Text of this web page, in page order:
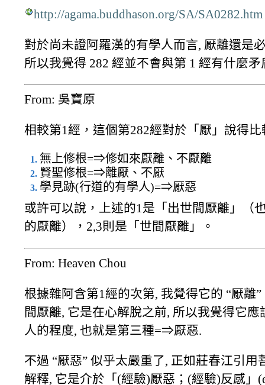
http://agama.buddhason.org/SA/SA0282.htm
對於尚未證阿羅漢的有學人而言, 厭離還是
所以我覺得 282 經並不會與第 1 經有什麼
From: 吳寶原
相較第1經，這個第282經對於「厭」說得比
無上修根=⇒修如來厭離、不厭離
賢聖修根=⇒離厭、不厭
學見跡(行道的有學人)=⇒厭惡
或許可以說，上述的1是「出世間厭離」（
的厭離），2,3則是「世間厭離」。
From: Heaven Chou
根據雜阿含第1經的次第, 我覺得它的 “厭離
間厭離, 它是在心解脫之前, 所以我覺得它應
人的程度, 也就是第三種=⇒厭惡.
不過 “厭惡” 似乎太嚴重了, 正如莊春江引用
解釋, 它是介於「(經驗)厭惡；(經驗)反感」